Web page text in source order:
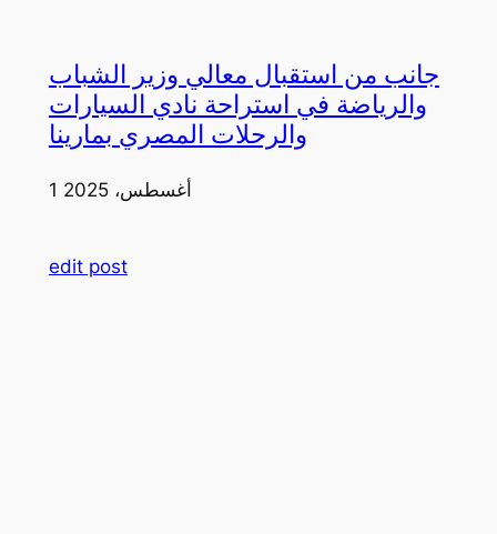
جانب من استقبال معالي وزير الشباب
والرياضة في استراحة نادي السيارات
والرحلات المصري بمارينا
1 أغسطس، 2025
edit post